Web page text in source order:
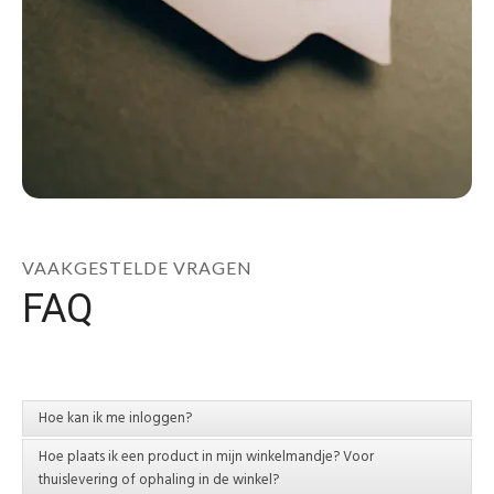
VAAKGESTELDE VRAGEN
FAQ
Hoe kan ik me inloggen?
Klik rechts bovenaan de pagina op 'LOG IN'. Als je al over een
Absolu account beschikt en reeds geregistreerd bent in onze shops
Hoe plaats ik een product in mijn winkelmandje? Voor
thuislevering of ophaling in de winkel?